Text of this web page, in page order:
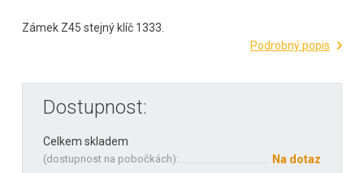
Zámek Z45 stejný klíč 1333.
Podrobný popis
Dostupnost:
Celkem skladem
(dostupnost na pobočkách):
Na dotaz